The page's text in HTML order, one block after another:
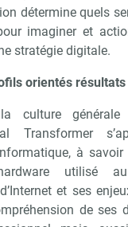
détermine quels
imaginer et
stratégie digitale.
orientés résultats
culture générale
Transformer
à
utilisé
et ses
de ses